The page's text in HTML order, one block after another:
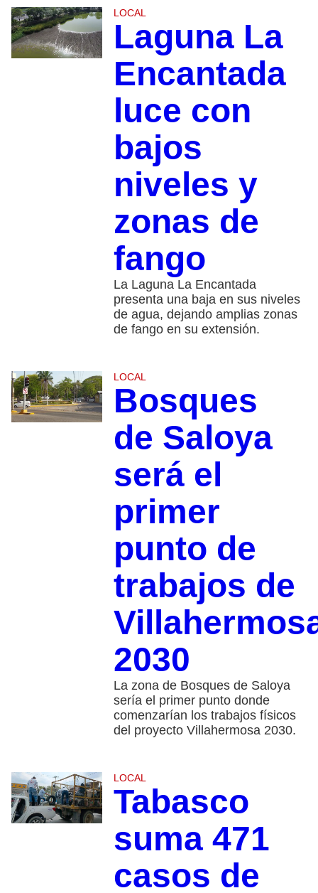
LOCAL
Laguna La
Encantada
luce con
bajos
niveles y
zonas de
fango
La Laguna La Encantada
presenta una baja en sus niveles
de agua, dejando amplias zonas
de fango en su extensión.
LOCAL
Bosques
de Saloya
será el
primer
punto de
trabajos de
2030
La zona de Bosques de Saloya
sería el primer punto donde
comenzarían los trabajos físicos
del proyecto Villahermosa 2030.
LOCAL
Tabasco
suma 471
casos de